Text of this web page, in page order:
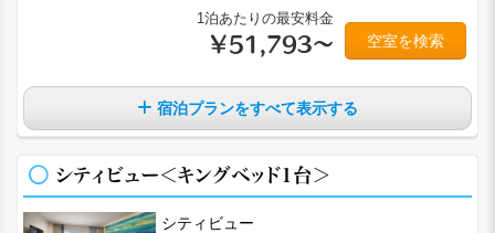
1泊あたりの最安料金
￥51,793～ 空室を検索
宿泊プランをすべて表示する
シティビュー＜キングベッド1台＞
シティビュー